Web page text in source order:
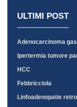
ULTIMI POST
Adenocarcinoma
Ipertermia tumore
HCC
Febbricciola
Linfoadenopatie